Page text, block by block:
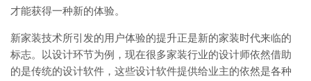
才能获得一种新的体验。
新家装技术所引发的用户体验的提升正是新的家装时代来临的
标志。以设计环节为例，现在很多家装行业的设计师依然借助
的是传统的设计软件，这些设计软件提供给业主的依然是各种